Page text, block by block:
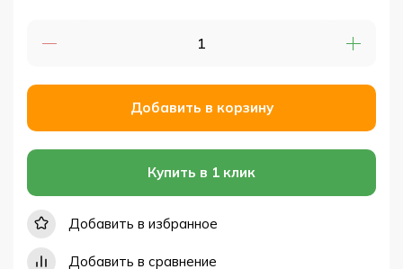
Добавить в корзину
Купить в 1 клик
Добавить в избранное
Добавить в сравнение